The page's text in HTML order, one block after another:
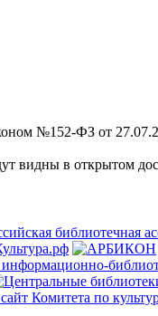
№152-ФЗ от
видны в открытом